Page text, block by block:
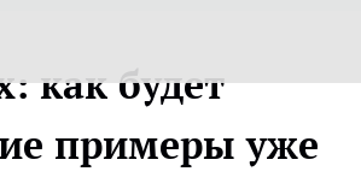
как будет
примеры уже